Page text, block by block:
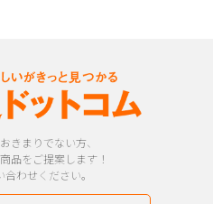
きまりでない方、
品をご提案します！
わせください。